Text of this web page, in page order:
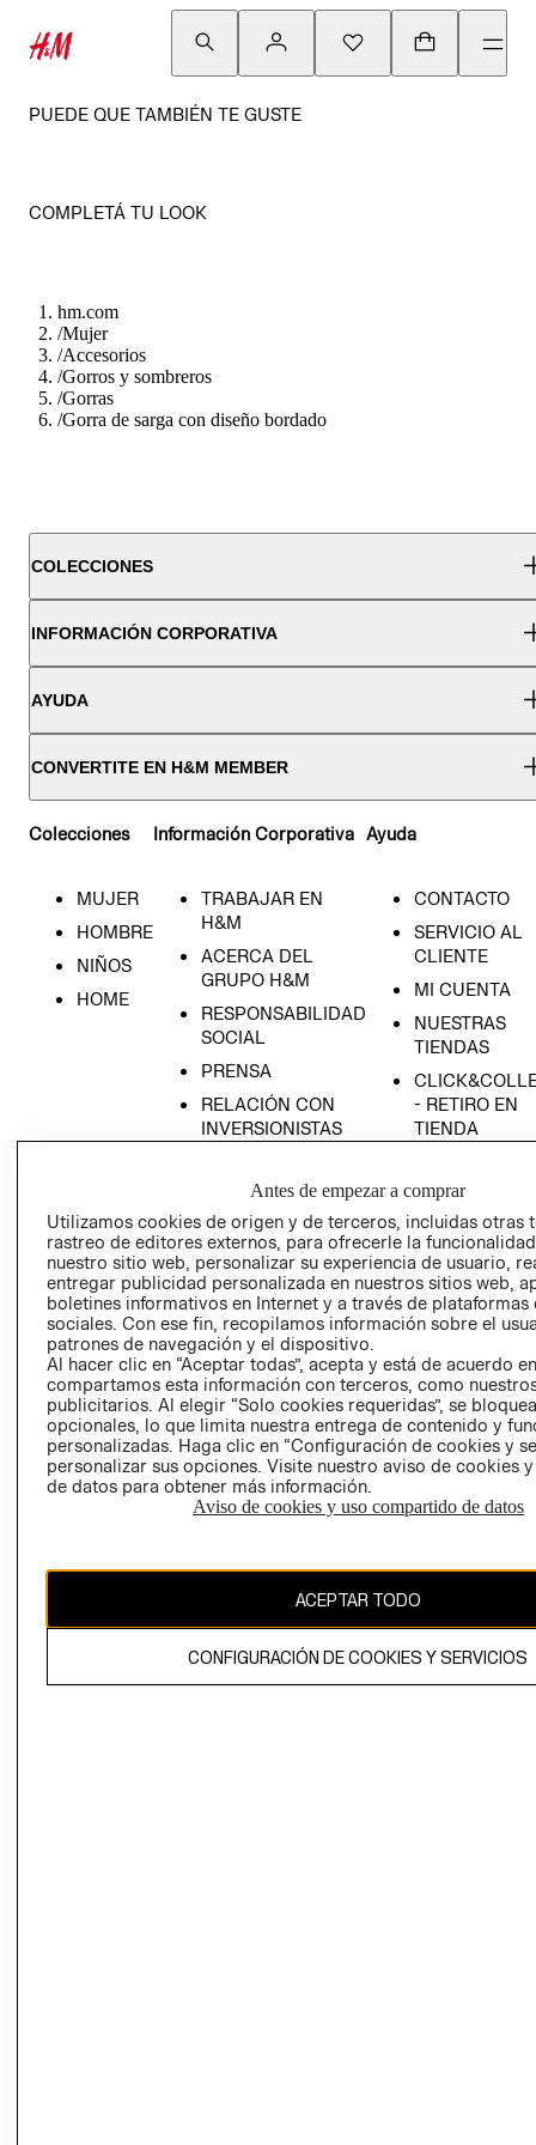
PUEDE QUE TAMBIÉN TE GUSTE
COMPLETÁ TU LOOK
hm.com
/Mujer
/Accesorios
/Gorros y sombreros
/Gorras
/Gorra de sarga con diseño bordado
COLECCIONES
INFORMACIÓN CORPORATIVA
AYUDA
CONVERTITE EN H&M MEMBER
Colecciones
MUJER
HOMBRE
NIÑOS
HOME
Información Corporativa
TRABAJAR EN
H&M
ACERCA DEL
GRUPO H&M
RESPONSABILIDAD
SOCIAL
PRENSA
RELACIÓN CON
INVERSIONISTAS
EMPRESARIAL
Ayuda
CONTACTO
SERVICIO AL
CLIENTE
MI CUENTA
NUESTRAS
TIENDAS
- RETIRO EN
TIENDA
CONDICIONES
AVISO DE
PRIVACIDAD
GIFT CARD
AVISO DE
COOKIES
Uruguay ($U)
El contenido de esta página web está protegido por copyright y es
propiedad de H&M Hennes & Mauritz AB.
Antes de empezar a comprar
Utilizamos cookies de origen y de terceros, incluidas otras
rastreo de editores externos, para ofrecerle la
nuestro sitio web, personalizar su experiencia de usuario,
entregar publicidad personalizada en nuestros sitios web,
boletines informativos en Internet y a través de plataformas
sociales. Con ese fin, recopilamos información sobre el
patrones de navegación y el dispositivo.
Al hacer clic en “Aceptar todas”, acepta y está de acuerdo
compartamos esta información con terceros, como
publicitarios. Al elegir “Solo cookies requeridas”, se
opcionales, lo que limita nuestra entrega de contenido y
personalizadas. Haga clic en “Configuración de cookies y
personalizar sus opciones. Visite nuestro aviso de cookies
de datos para obtener más información.
Aviso de cookies y uso compartido de datos
ACEPTAR TODO
CONFIGURACIÓN DE COOKIES Y SERVICIOS